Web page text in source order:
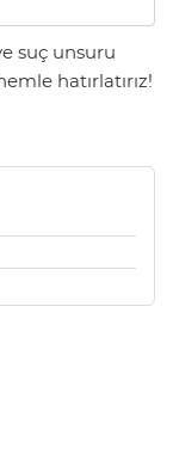
suç unsuru
hatırlatırız!